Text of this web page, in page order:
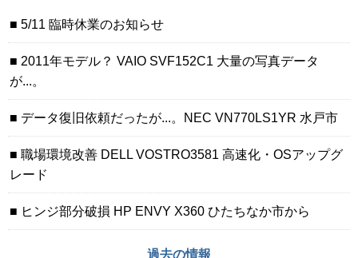
5/11 臨時休業のお知らせ
2011年モデル？ VAIO SVF152C1 大量の写真データ
が...。
データ復旧依頼だったが...。NEC VN770LS1YR 水戸市
職場環境改善 DELL VOSTRO3581 高速化・OSアップグ
レード
ヒンジ部分破損 HP ENVY X360 ひたちなか市から
過去の情報